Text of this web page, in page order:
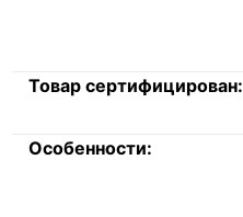
Товар сертифицирован:
Особенности: